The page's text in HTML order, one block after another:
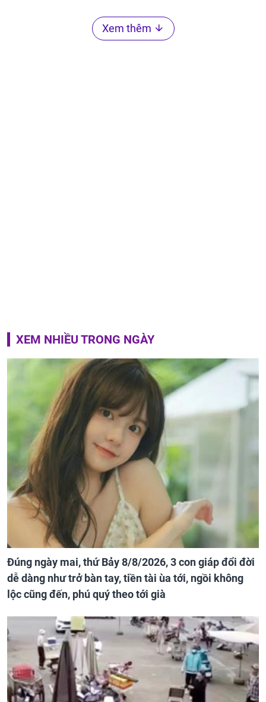
Xem thêm
XEM NHIỀU TRONG NGÀY
Đúng ngày mai, thứ Bảy 8/8/2026, 3 con giáp đổi đời
dễ dàng như trở bàn tay, tiền tài ùa tới, ngồi không
lộc cũng đến, phú quý theo tới già